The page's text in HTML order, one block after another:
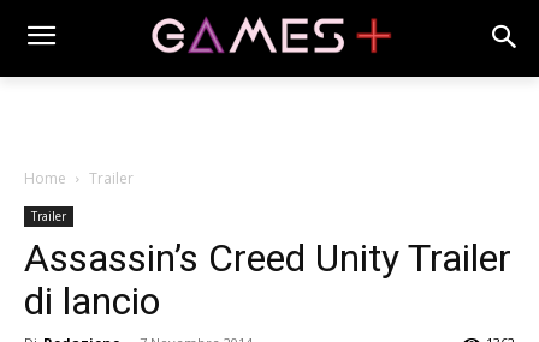
Home Trailer
Trailer
Assassin’s Creed Unity Trailer
di lancio